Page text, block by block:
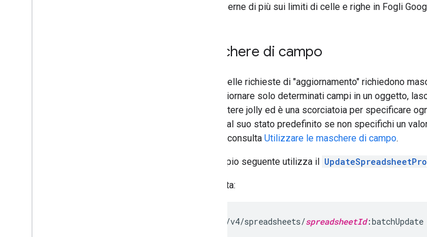
Per saperne di più sui limiti di celle e righe in Fogli
Maschere di campo
Molte delle richieste di "aggiornamento" richiedono
per aggiornare solo determinati campi in un oggetto,
un carattere jolly ed è una scorciatoia per specificare
tornare al suo stato predefinito se non specifichi un
campo, consulta Utilizzare le maschere di campo.
L'esempio seguente utilizza il
Richiesta:
POST .../v4/spreadsheets/spreadsheetId:batchUpdate